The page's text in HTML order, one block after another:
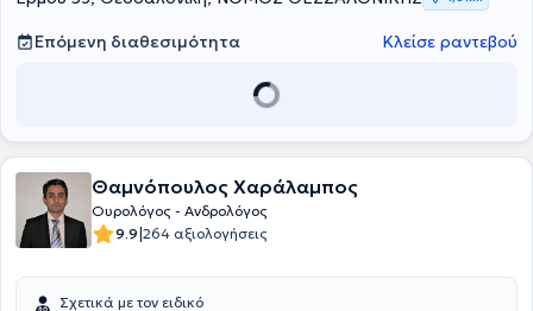
Επόμενη διαθεσιμότητα Κλείσε ραντεβού
Θαμνόπουλος Χαράλαμπος
Ουρολόγος - Ανδρολόγος
9.9|264 αξιολογήσεις
Σχετικά με τον ειδικό